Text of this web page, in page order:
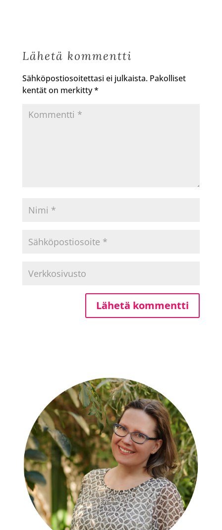
Lähetä kommentti
Sähköpostiosoitettasi ei julkaista. Pakolliset
kentät on merkitty*